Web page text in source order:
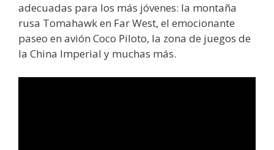
adecuadas para los más jóvenes: la montaña
rusa Tomahawk en Far West, el emocionante
paseo en avión Coco Piloto, la zona de juegos de
la China Imperial y muchas más.